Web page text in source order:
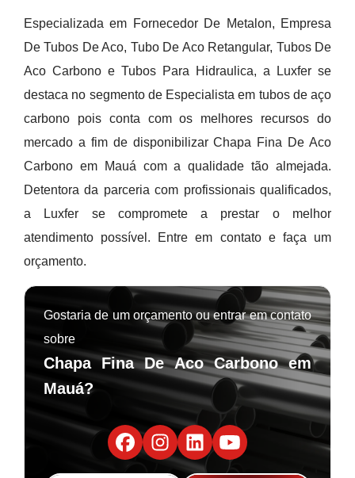
Especializada em Fornecedor De Metalon, Empresa
De Tubos De Aco, Tubo De Aco Retangular, Tubos De
Aco Carbono e Tubos Para Hidraulica, a Luxfer se
destaca no segmento de Especialista em tubos de aço
carbono pois conta com os melhores recursos do
mercado a fim de disponibilizar Chapa Fina De Aco
Carbono em Mauá com a qualidade tão almejada.
Detentora da parceria com profissionais qualificados,
a Luxfer se compromete a prestar o melhor
atendimento possível. Entre em contato e faça um
orçamento.
Gostaria de um orçamento ou entrar em contato
sobre
Chapa Fina De Aco Carbono em
Mauá?